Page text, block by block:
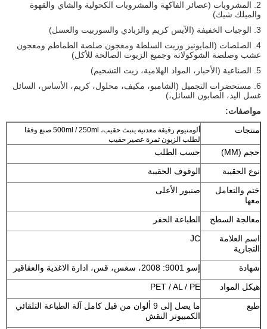
2. المشروبات (عصائر الفاكهة والمشروبات الكحولية والشاي والقهوة
والميلك شيك)
3. الوجبات الخفيفة (الآيس كريم والزبادي والسوربيت والعسل)
4. الصلصات (المايونيز وزيت السلطة ومعجون صلصة الطماطم ومعجون
عشب وصلصة الشوكولاته وجميع الزيوت الصالحة للأكل)
5. الصناعية (الأحبار، المواد الهلامية، زيت التشحيم)
6. مستحضرات التجميل (الشامبو، مكيف، محلول، كريم، الأساس، السائل
غسل اليد، الصابون السائل،)
مواصفات:
منتجات
ألومنيوم رقيقة معدنية ينبث حقيب، 500ml / 250ml صنع وفقا
لطلب الزبون ثمرة عصير حقيب
حجم (MM)
حسب الطلب
نوع الحقيبة
الوقوف الحقيبة
ختم والتعامل
معها
صنبور الأعلى
معالجة السطح
الطباعة الحفر
اسم العلامة
التجارية
JC
شهادة
إسو 9001: 2008، سغس، قس، ادارة الاغذية والعقاقير
هيكل المواد
PET / AL / PE
طبع
ما يصل إلى 9 ألوان من قبل كامل آلة الطباعة التلقائي
الكمبيوتر النقش